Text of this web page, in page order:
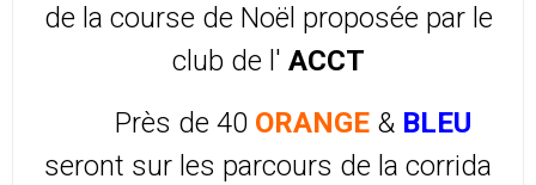
de la course de Noël proposée par le
club de l' ACCT
Près de 40 ORANGE & BLEU
seront sur les parcours de la corrida